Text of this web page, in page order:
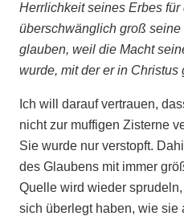
Herrlichkeit seines Erbes
überschwänglich groß seine
glauben, weil die Macht
wurde, mit der er in Christus
Ich will darauf vertrauen,
nicht zur muffigen Zisterne
Sie wurde nur verstopft.
des Glaubens mit immer
Quelle wird wieder
sich überlegt haben, wie sie